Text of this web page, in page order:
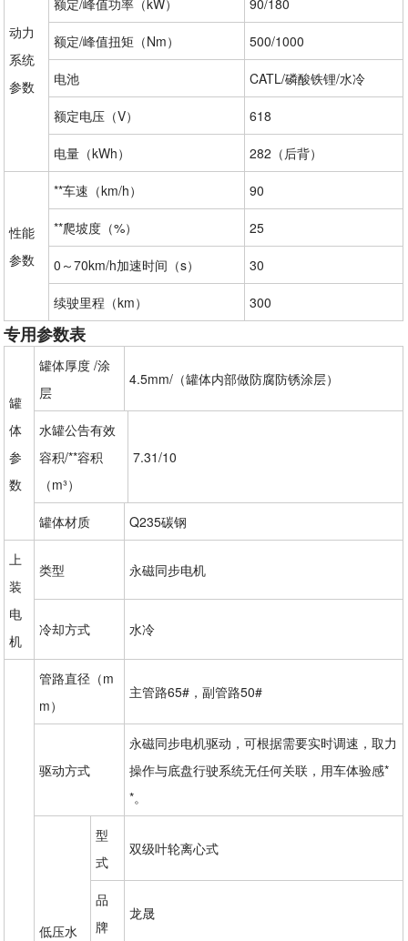
动力
系统
参数
额定/峰值扭矩（Nm） 500/1000
电池 CATL/磷酸铁锂/水冷
额定电压（V） 618
电量（kWh） 282（后背）
性能
参数
**车速（km/h） 90
**爬坡度（%） 25
0～70km/h加速时间（s） 30
续驶里程（km） 300
专用参数表
罐
体
参
数
罐体厚度 /涂
层
4.5mm/（罐体内部做防腐防锈涂层）
水罐公告有效
容积/**容积
（m³）
7.31/10
罐体材质 Q235碳钢
上
装
电
机
类型 永磁同步电机
冷却方式 水冷
管路直径（m
m）
主管路65#，副管路50#
驱动方式
永磁同步电机驱动，可根据需要实时调速，取力
操作与底盘行驶系统无任何关联，用车体验感*
*。
低压水
型
式
双级叶轮离心式
品
牌
龙晟